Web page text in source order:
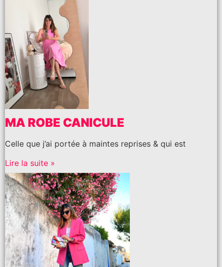
MA ROBE CANICULE
Celle que j’ai portée à maintes reprises & qui est
Lire la suite »